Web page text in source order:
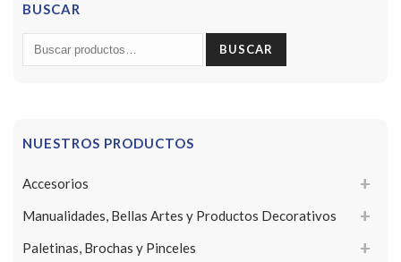
BUSCAR
Buscar
por:
BUSCAR
NUESTROS PRODUCTOS
Accesorios
Manualidades, Bellas Artes y Productos Decorativos
Paletinas, Brochas y Pinceles